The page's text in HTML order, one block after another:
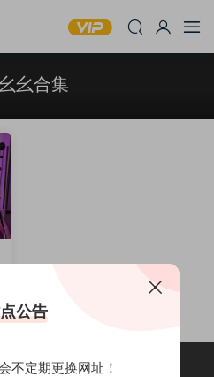
幺合集
公告
不定期更换网址！